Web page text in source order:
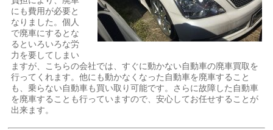
にも費用が必要と
なりました。個人
で廃車にするとな
るといろいろな労
力を要してしまい
ますが、こちらの会社では、すぐに動かない自動車の廃車買取を
行ってくれます。他にも動かなくなった自動車を廃車すること
も、乗らない自動車も買い取り可能です。さらに故障した自動車
を廃車することも行っていますので、安心してお任せすることが
出来ます。